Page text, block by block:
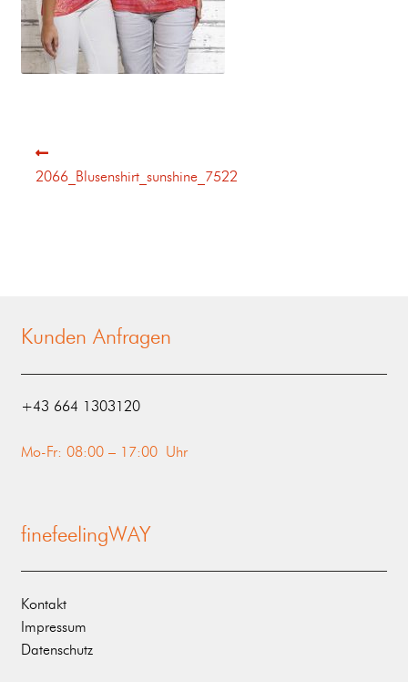
2066_Blusenshirt_sunshine_7522
Kunden Anfragen
‭+43 664 1303120‬
Mo-Fr: 08:00 – 17:00 Uhr
finefeelingWAY
Kontakt
Impressum
Datenschutz